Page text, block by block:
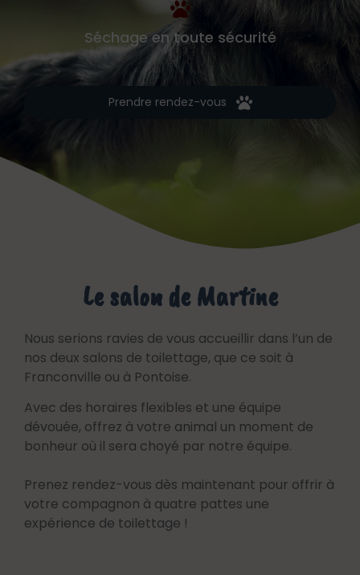
Séchage en toute sécurité
Prendre rendez-vous
Le salon de Martine
Nous serions ravies de vous accueillir dans l’un de
nos deux salons de toilettage, que ce soit à
Franconville ou à Pontoise.
Avec des horaires flexibles et une équipe
dévouée, offrez à votre animal un moment de
bonheur où il sera choyé par notre équipe.
Prenez rendez-vous dès maintenant pour offrir à
votre compagnon à quatre pattes une
expérience de toilettage !